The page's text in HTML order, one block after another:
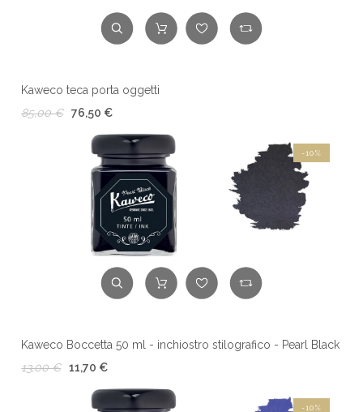
Kaweco teca porta oggetti
85,00 €
76,50 €
Kaweco Boccetta 50 ml - inchiostro stilografico - Pearl Black
13,00 €
11,70 €
-10%
-10%